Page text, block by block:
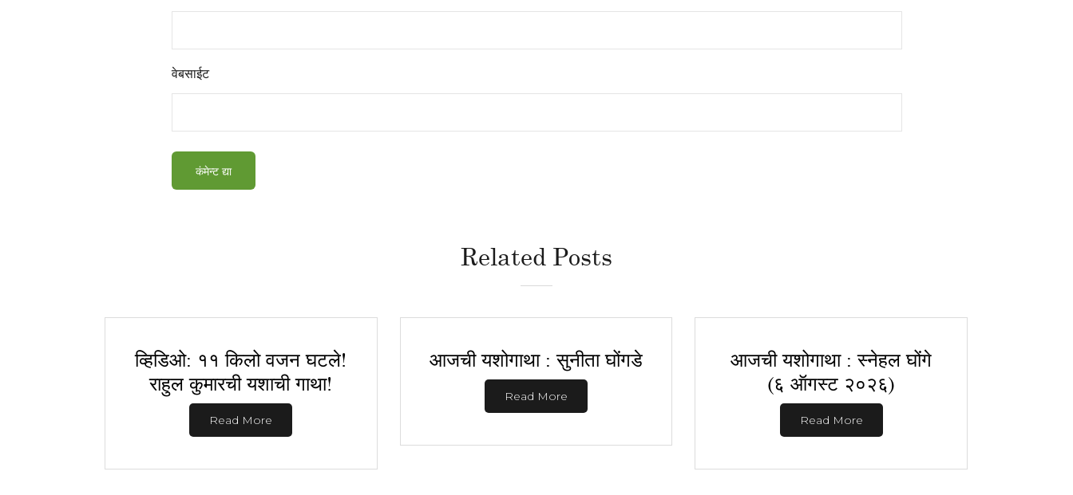
वेबसाईट
Related Posts
व्हिडिओ: ११ किलो वजन घटले!
राहुल कुमारची यशाची गाथा!
Read More
आजची यशोगाथा : सुनीता घोंगडे
Read More
आजची यशोगाथा : स्नेहल घोंगे
(६ ऑगस्ट २०२६)
Read More